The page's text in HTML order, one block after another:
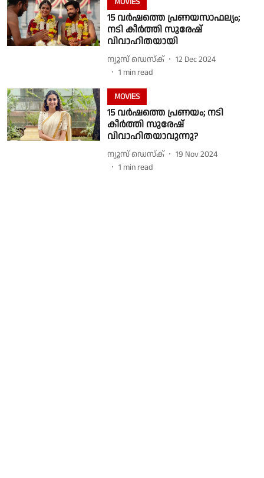
15 വര്‍ഷത്തെ പ്രണയസാഫല്യം;
നടി കീര്‍ത്തി സുരേഷ്
വിവാഹിതയായി
ന്യൂസ് ഡെസ്ക്
12 Dec 2024
1 min read
MOVIES
15 വര്‍ഷത്തെ പ്രണയം; നടി
കീര്‍ത്തി സുരേഷ്
വിവാഹിതയാവുന്നു?
ന്യൂസ് ഡെസ്ക്
19 Nov 2024
1 min read